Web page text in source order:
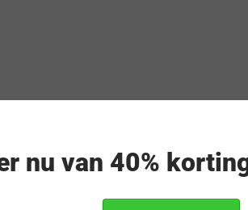
nu van 40%